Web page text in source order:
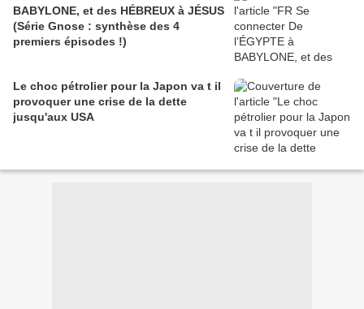
BABYLONE, et des HÉBREUX à JÉSUS
(Série Gnose : synthèse des 4
premiers épisodes !)
Le choc pétrolier pour la Japon va t il
provoquer une crise de la dette
jusqu'aux USA